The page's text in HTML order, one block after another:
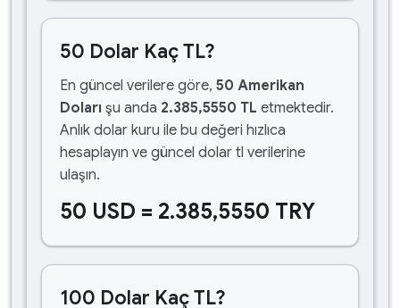
50 Dolar Kaç TL?
En güncel verilere göre, 50 Amerikan
Doları şu anda 2.385,5550 TL etmektedir.
Anlık dolar kuru ile bu değeri hızlıca
hesaplayın ve güncel dolar tl verilerine
ulaşın.
50 USD = 2.385,5550 TRY
100 Dolar Kaç TL?